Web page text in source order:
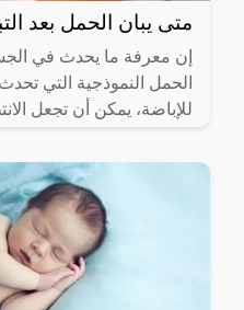
متى يبان الحمل بعد
إن معرفة ما يحدث في
الحمل النموذجية التي
للإباضة، يمكن أن تجعل